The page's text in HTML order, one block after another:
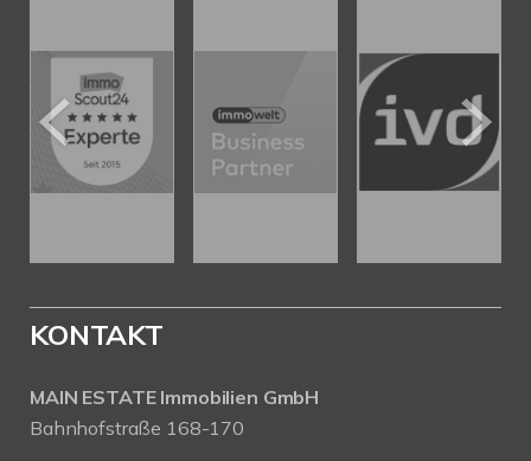
KONTAKT
MAIN ESTATE Immobilien GmbH
Bahnhofstraße 168-170